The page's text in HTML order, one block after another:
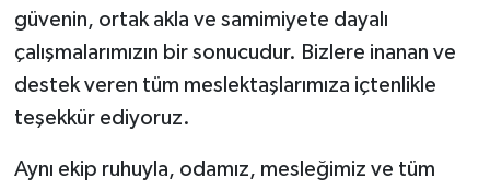
güvenin, ortak akla ve samimiyete dayalı
çalışmalarımızın bir sonucudur. Bizlere inanan ve
destek veren tüm meslektaşlarımıza içtenlikle
teşekkür ediyoruz.
Aynı ekip ruhuyla, odamız, mesleğimiz ve tüm